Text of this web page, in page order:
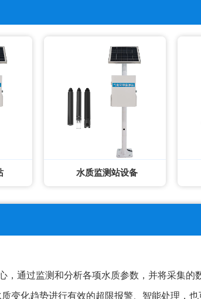
水质监测站设备
，通过监测和分析各项水质参数，并将采集的
变化趋势进行有效的超限报警、智能处理，